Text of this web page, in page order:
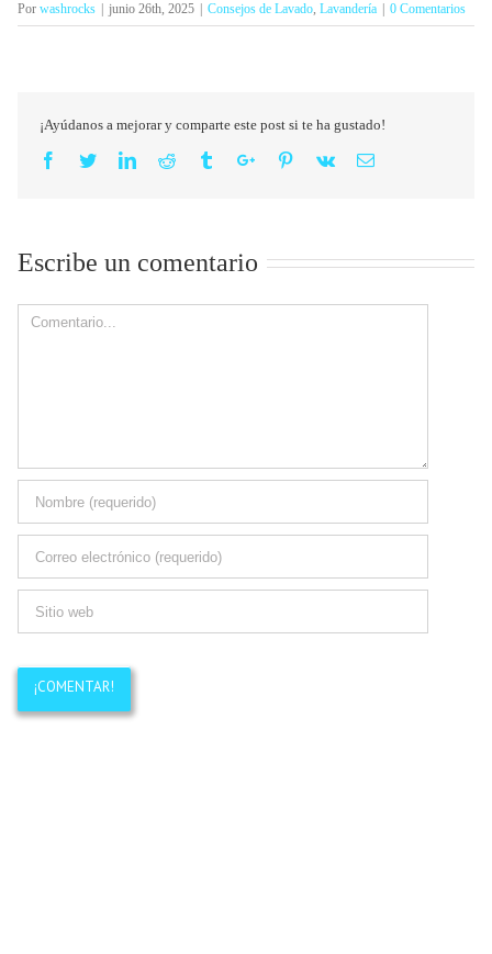
Por washrocks junio 26th, 2025 Consejos de Lavado, Lavandería 0 Comentarios
¡Ayúdanos a mejorar y comparte este post si te ha gustado!
Facebook
TwitterLinkedinReddit TumblrGoogle+Pinterest
Vk Email
Escribe un comentario
Comment